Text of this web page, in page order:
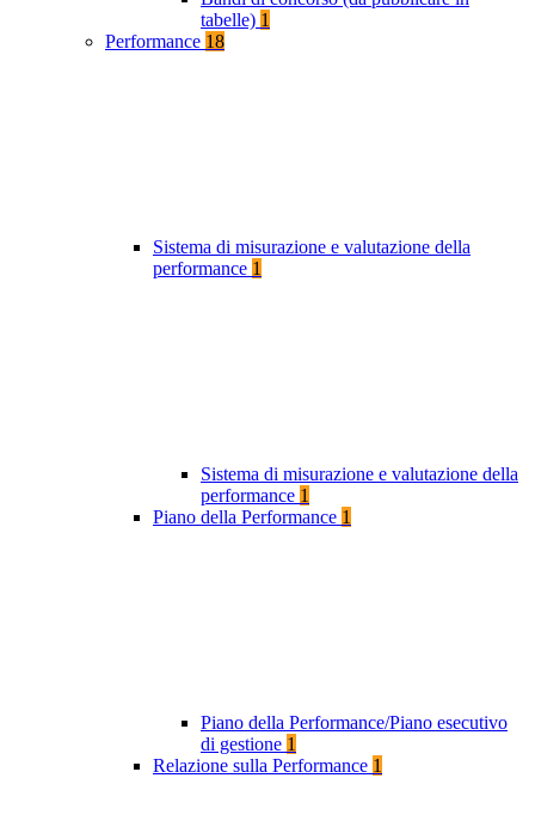
tabelle) 1
Performance 18
Sistema di misurazione e valutazione della
performance 1
Sistema di misurazione e valutazione della
performance 1
Piano della Performance 1
Piano della Performance/Piano esecutivo
di gestione 1
Relazione sulla Performance 1